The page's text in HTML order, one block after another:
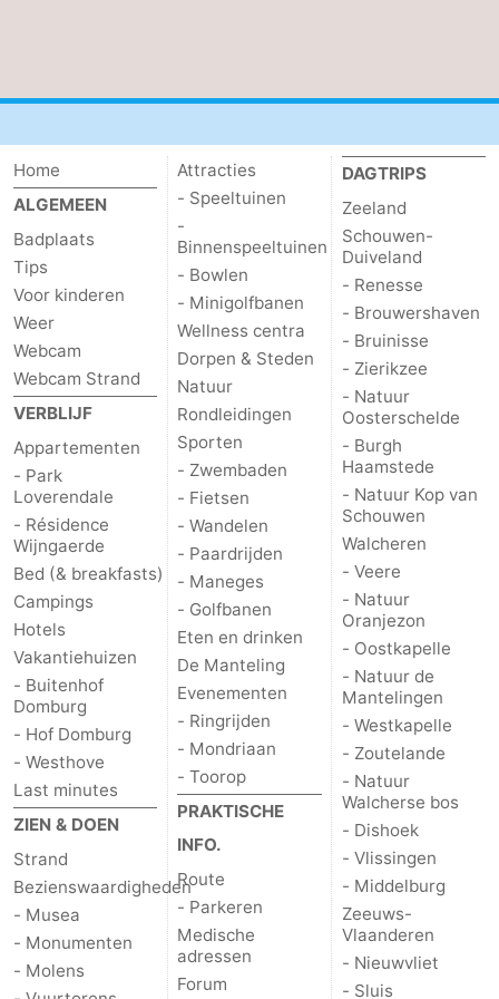
Natuur
Oosterschelde
-
Burgh
Haamstede
-
Natuur
Kop
van
Schouwen
Walcheren
-
Veere
-
Natuur
Oranjezon
-
Oostkapelle
-
Natuur
de
Mantelingen
-
Westkapelle
-
Zoutelande
-
Natuur
Walcherse
bos
-
Dishoek
-
Vlissingen
-
Vlaanderen
-
Nieuwvliet
-
Sluis
Home
ALGEMEEN
Badplaats
Tips
Voor kinderen
Weer
Webcam
Webcam Strand
VERBLIJF
Appartementen
- Park
Loverendale
- Résidence
Wijngaerde
Bed (& breakfasts)
Campings
Hotels
Vakantiehuizen
- Buitenhof
Domburg
- Hof Domburg
- Westhove
Last minutes
ZIEN & DOEN
Strand
Bezienswaardigheden
- Musea
- Monumenten
- Molens
Attracties
- Speeltuinen
-
Binnenspeeltuinen
- Bowlen
- Minigolfbanen
Wellness centra
Dorpen & Steden
Natuur
Rondleidingen
Sporten
- Zwembaden
- Fietsen
- Wandelen
- Paardrijden
- Maneges
- Golfbanen
Eten en drinken
De Manteling
Evenementen
- Ringrijden
- Mondriaan
- Toorop
PRAKTISCHE
INFO.
Route
- Parkeren
Medische
adressen
Forum
DAGTRIPS
Zeeland
Schouwen-
Duiveland
- Renesse
- Brouwershaven
- Bruinisse
- Zierikzee
- Natuur
Oosterschelde
- Burgh
Haamstede
- Natuur Kop van
Schouwen
Walcheren
- Veere
- Natuur
Oranjezon
- Oostkapelle
- Natuur de
Mantelingen
- Westkapelle
- Zoutelande
- Natuur
Walcherse bos
- Dishoek
- Vlissingen
- Middelburg
Zeeuws-
Vlaanderen
- Nieuwvliet
- Sluis